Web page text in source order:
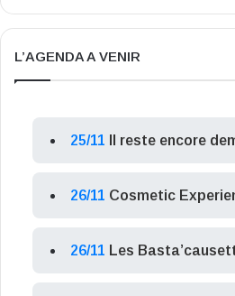
L’AGENDA A VENIR
25/11 Il reste encore
26/11 Cosmetic
26/11 Les